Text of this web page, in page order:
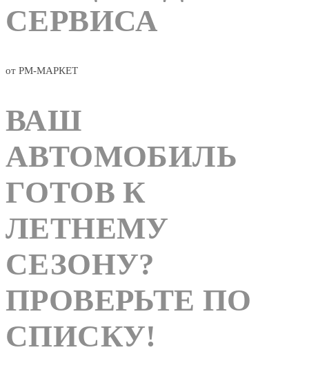
СЕРВИСА
от РМ-МАРКЕТ
ВАШ
АВТОМОБИЛЬ
ГОТОВ К
ЛЕТНЕМУ
СЕЗОНУ?
ПРОВЕРЬТЕ ПО
СПИСКУ! ​